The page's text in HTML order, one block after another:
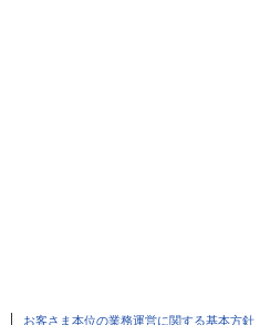
お客さま本位の業務運営に関する基本方針